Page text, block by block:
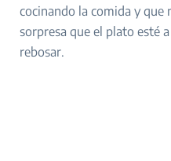
cocinando la comida y que
sorpresa que el plato esté
rebosar.